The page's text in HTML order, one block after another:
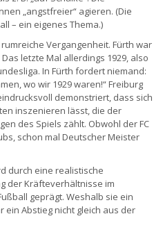
„angstfreier“ agieren. (Die
– ein eigenes Thema.)
Vergangenheit. Fürth war
letzte Mal allerdings 1929, also
In Fürth fordert niemand:
wo wir 1929 waren!“ Freiburg
demonstriert, dass sich
inszenieren lässt, die der
des Spiels zählt. Obwohl der FC
schon mal Deutscher Meister
durch eine realistische
der Kräfteverhältnisse im
geprägt. Weshalb sie ein
ein Abstieg nicht gleich aus der